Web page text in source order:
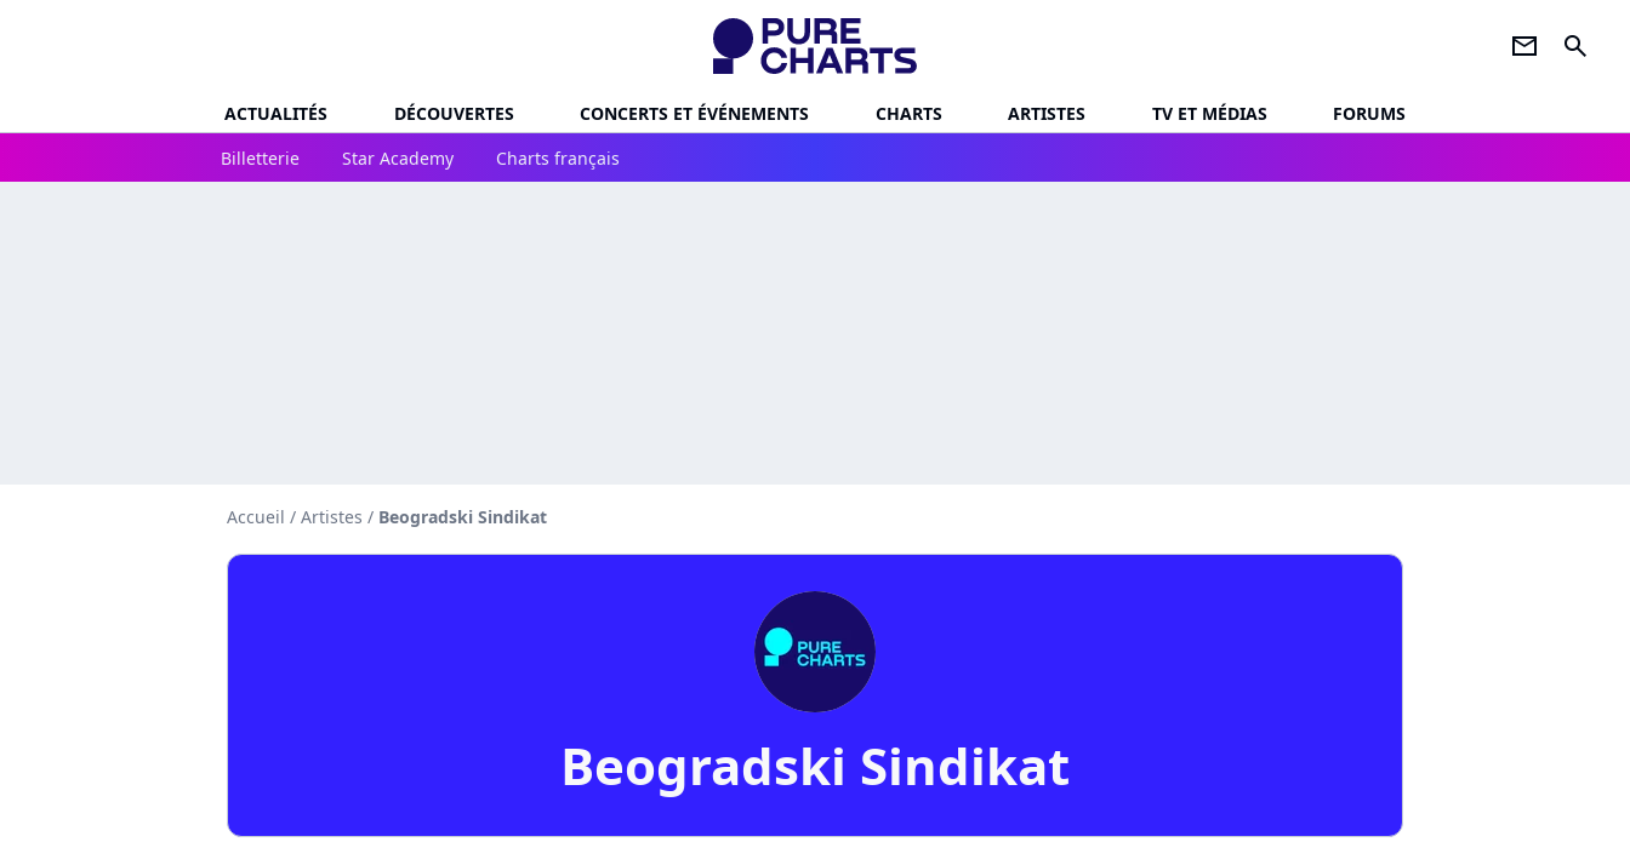
newsletter search
ACTUALITÉS DÉCOUVERTES CONCERTS ET ÉVÉNEMENTS CHARTS ARTISTES TV ET MÉDIAS
FORUMS
Billetterie
Star Academy Charts français
Accueil / Artistes / Beogradski Sindikat
Beogradski Sindikat